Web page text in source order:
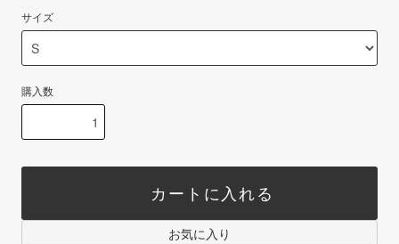
サイズ
購入数
カートに入れる
お気に入り